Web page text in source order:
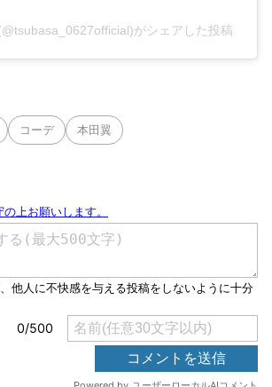
がシェアした投稿
コーデ 本田翼